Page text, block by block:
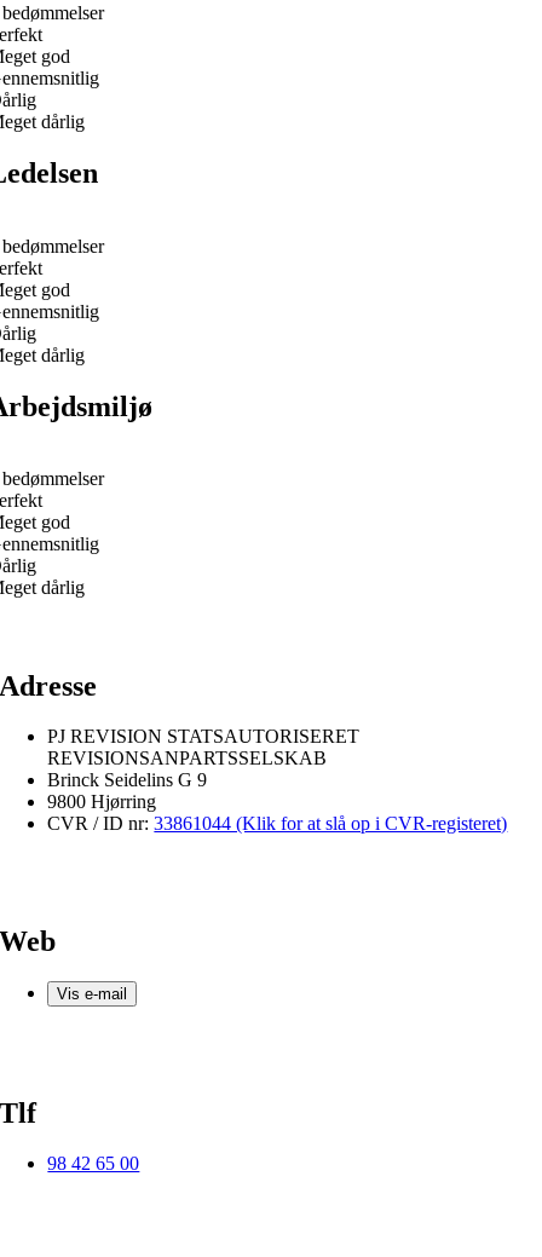
god
dårlig
god
dårlig
god
dårlig
Adresse
PJ REVISION STATSAUTORISERET
REVISIONSANPARTSSELSKAB
Brinck Seidelins G 9
9800 Hjørring
CVR / ID nr:33861044 (Klik for at slå op i CVR-registeret)
Web
Vis e-mail
Tlf
98 42 65 00